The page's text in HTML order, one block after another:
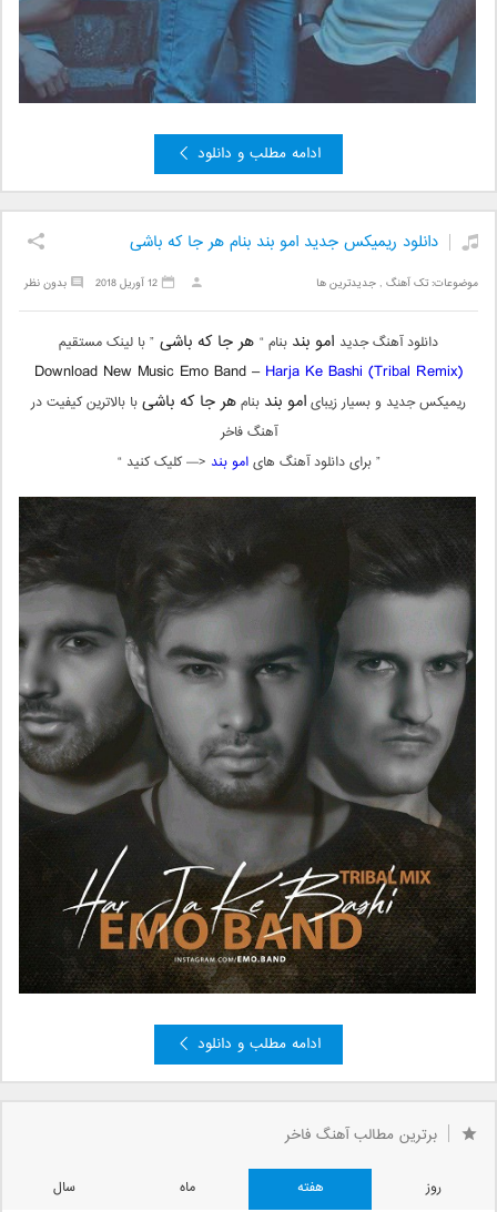
ادامه مطلب و دانلود
دانلود ریمیکس جدید امو بند بنام هر جا که باشی
موضوعات:تک آهنگ ,جدیدترین ها بدون نظر 12 آوریل 2018
دانلود آهنگ جدید امو بند بنام “ هر جا که باشی ” با لینک مستقیم
Download New Music Emo Band – Harja Ke Bashi (Tribal Remix)
ریمیکس جدید و بسیار زیبایامو بند بنامهر جا که باشیبا بالاترین کیفیت در
آهنگ فاخر
” برای دانلود آهنگ هایامو بند <— کلیک کنید “
ادامه مطلب و دانلود
برترین مطالب آهنگ فاخر
روز هفته ماه
سال